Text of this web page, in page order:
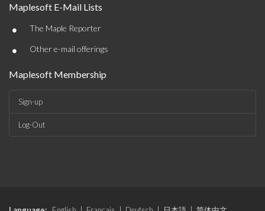
Maplesoft E-Mail Lists
• The Maple Reporter
• Other e-mail offerings
Maplesoft Membership
Sign-up
Log-Out